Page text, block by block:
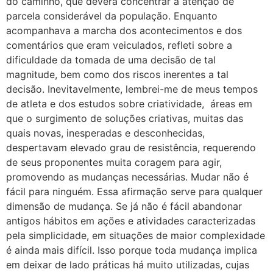
parcela considerável da população. Enquanto
acompanhava a marcha dos acontecimentos e dos
comentários que eram veiculados, refleti sobre a
dificuldade da tomada de uma decisão de tal
magnitude, bem como dos riscos inerentes a tal
decisão. Inevitavelmente, lembrei-me de meus tempos
de atleta e dos estudos sobre criatividade, áreas em
que o surgimento de soluções criativas, muitas das
quais novas, inesperadas e desconhecidas,
despertavam elevado grau de resistência, requerendo
de seus proponentes muita coragem para agir,
promovendo as mudanças necessárias. Mudar não é
fácil para ninguém. Essa afirmação serve para qualquer
dimensão de mudança. Se já não é fácil abandonar
antigos hábitos em ações e atividades caracterizadas
pela simplicidade, em situações de maior complexidade
é ainda mais difícil. Isso porque toda mudança implica
em deixar de lado práticas há muito utilizadas, cujas